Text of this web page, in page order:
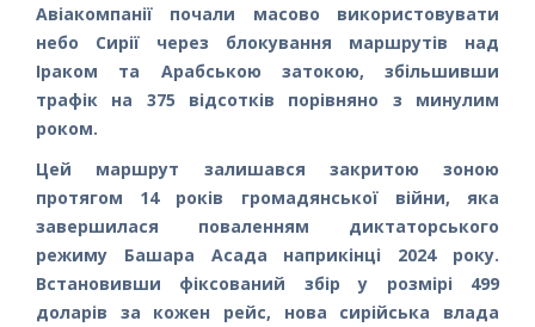
Авіакомпанії почали масово використовувати
небо Сирії через блокування маршрутів над
Іраком та Арабською затокою, збільшивши
трафік на 375 відсотків порівняно з минулим
роком.
Цей маршрут залишався закритою зоною
протягом 14 років громадянської війни, яка
завершилася поваленням диктаторського
режиму Башара Асада наприкінці 2024 року.
Встановивши фіксований збір у розмірі 499
доларів за кожен рейс, нова сирійська влада